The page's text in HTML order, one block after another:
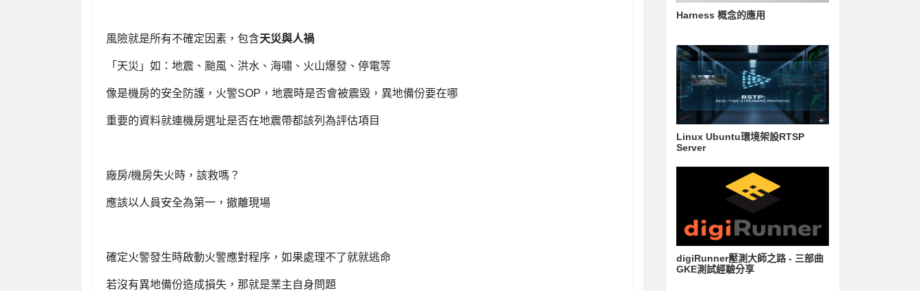
風險就是所有不確定因素，包含天災與人禍
「天災」如：地震、颱風、洪水、海嘯、火山爆發、停電等
像是機房的安全防護，火警SOP，地震時是否會被震毀，異地備份要在哪
重要的資料就連機房選址是否在地震帶都該列為評估項目
廠房/機房失火時，該救嗎？
應該以人員安全為第一，撤離現場
確定火警發生時啟動火警應對程序，如果處理不了就就逃命
若沒有異地備份造成損失，那就是業主自身問題
Harness 概念的應用
Linux Ubuntu環境架設RTSP
Server
digiRunner壓測大師之路 - 三部曲
GKE測試經驗分享